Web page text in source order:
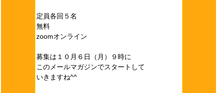
定員各回５名
無料
zoomオンライン
募集は１０月６日（月）９時に
このメールマガジンでスタートして
いきますね^^